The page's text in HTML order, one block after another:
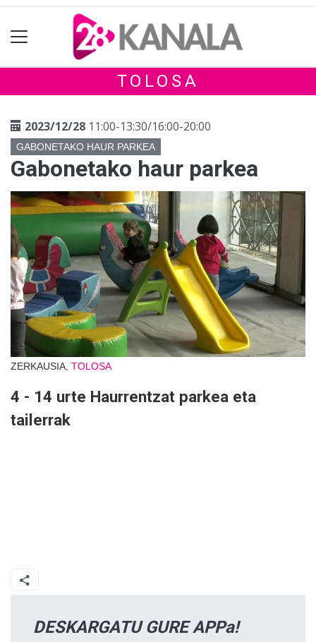
TOLOSA
2023/12/28 11:00-13:30/16:00-20:00
GABONETAKO HAUR PARKEA
Gabonetako haur parkea
ZERKAUSIA, TOLOSA
4 - 14 urte Haurrentzat parkea eta
tailerrak
DESKARGATU GURE APPa!